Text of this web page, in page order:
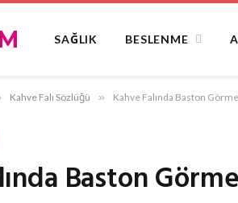
SAĞLIK BESLENME
Kahve Falı Sözlüğü » Kahve Falında Baston
Baston